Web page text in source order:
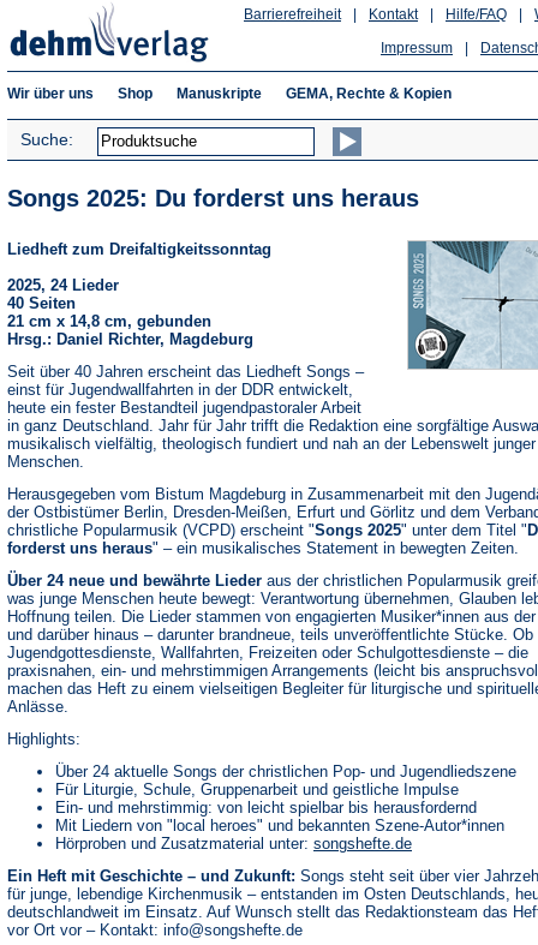
Hilfe/FAQ
Kontakt
Barrierefreiheit
Impressum
Wir über uns Shop Manuskripte GEMA, Rechte & Kopien
Suche:
Songs 2025: Du forderst uns heraus
Liedheft zum Dreifaltigkeitssonntag
2025, 24 Lieder
40 Seiten
21 cm x 14,8 cm, gebunden
Hrsg.: Daniel Richter, Magdeburg
Seit über 40 Jahren erscheint das Liedheft Songs –
einst für Jugendwallfahrten in der DDR entwickelt,
heute ein fester Bestandteil jugendpastoraler Arbeit
in ganz Deutschland. Jahr für Jahr trifft die Redaktion eine sorgfältige
musikalisch vielfältig, theologisch fundiert und nah an der Lebenswelt junger
Menschen.
Herausgegeben vom Bistum Magdeburg in Zusammenarbeit mit den
der Ostbistümer Berlin, Dresden-Meißen, Erfurt und Görlitz und dem
christliche Popularmusik (VCPD) erscheint "Songs 2025" unter dem Titel "
forderst uns heraus" – ein musikalisches Statement in bewegten Zeiten.
Über 24 neue und bewährte Lieder aus der christlichen Popularmusik
was junge Menschen heute bewegt: Verantwortung übernehmen, Glauben
Hoffnung teilen. Die Lieder stammen von engagierten Musiker*innen aus
und darüber hinaus – darunter brandneue, teils unveröffentlichte Stücke. Ob
Jugendgottesdienste, Wallfahrten, Freizeiten oder Schulgottesdienste – die
praxisnahen, ein- und mehrstimmigen Arrangements (leicht bis
machen das Heft zu einem vielseitigen Begleiter für liturgische und
Anlässe.
Highlights:
Über 24 aktuelle Songs der christlichen Pop- und Jugendliedszene
Für Liturgie, Schule, Gruppenarbeit und geistliche Impulse
Ein- und mehrstimmig: von leicht spielbar bis herausfordernd
Mit Liedern von "local heroes" und bekannten Szene-Autor*innen
Hörproben und Zusatzmaterial unter: songshefte.de(Öffnet
einem
neuen
Tab)
Ein Heft mit Geschichte – und Zukunft: Songs steht seit über vier
für junge, lebendige Kirchenmusik – entstanden im Osten Deutschlands,
deutschlandweit im Einsatz. Auf Wunsch stellt das Redaktionsteam das
vor Ort vor – Kontakt: info@songshefte.de